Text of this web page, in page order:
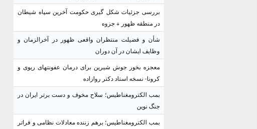
بررسی جزئیات شکل گیری حکومت آخرین سپاه شیطان
در منطقه ظهور + جزوه
شأن و فضیلت منتظران واقعی ظهور در آخرالزمان و
وظایف ایشان در آن دوران
معجزه بخور جوش شیرین برای درمان عفونتهای ریوی و
کرونا- نسخه استاد دکتر روازاده
بمب الکترومغناطیس؛ سلاح مخوف و دست برتر ایران در
جنگ نوین
بمب الکترومغناطیس؛ برهم زننده معادلات نظامی و فراتر